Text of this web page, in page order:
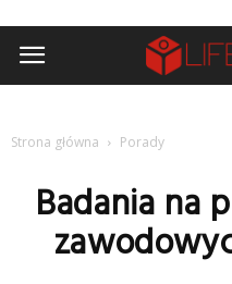
Strona główna Porady
Badania na